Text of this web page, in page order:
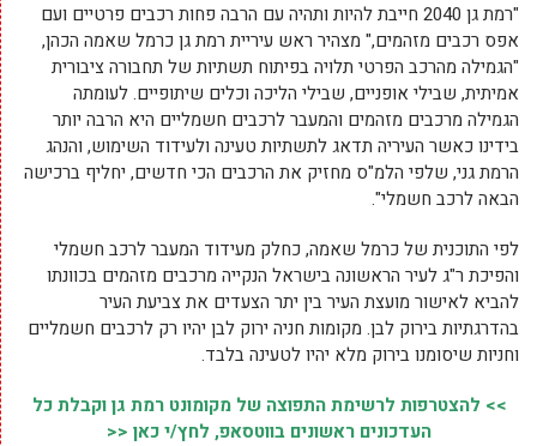
"רמת גן 2040 חייבת להיות ותהיה עם הרבה פחות רכבים פרטיים ועם
אפס רכבים מזהמים," מצהיר ראש עיריית רמת גן כרמל שאמה הכהן,
"הגמילה מהרכב הפרטי תלויה בפיתוח תשתיות של תחבורה ציבורית
אמיתית, שבילי אופניים, שבילי הליכה וכלים שיתופיים. לעומתה
הגמילה מרכבים מזהמים והמעבר לרכבים חשמליים היא הרבה יותר
בידינו כאשר העיריה תדאג לתשתיות טעינה ולעידוד השימוש, והנהג
הרמת גני, שלפי הלמ"ס מחזיק את הרכבים הכי חדשים, יחליף ברכישה
הבאה לרכב חשמלי".
לפי התוכנית של כרמל שאמה, כחלק מעידוד המעבר לרכב חשמלי
והפיכת ר"ג לעיר הראשונה בישראל הנקייה מרכבים מזהמים בכוונתו
להביא לאישור מועצת העיר בין יתר הצעדים את צביעת העיר
בהדרגתיות בירוק לבן. מקומות חניה ירוק לבן יהיו רק לרכבים חשמליים
וחניות שיסומנו בירוק מלא יהיו לטעינה בלבד.
>> להצטרפות לרשימת התפוצה של מקומונט רמת גן וקבלת כל
העדכונים ראשונים בווטסאפ, לחץ/י כאן <<